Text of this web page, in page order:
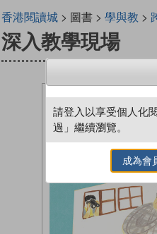
香港閱讀城> 圖書 > 學與教 >
深入教學現場
請登入以享受個人化
過」繼續瀏覽。
成為會